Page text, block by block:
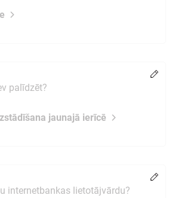
palīdzēt?
jaunajā ierīcē
internetbankas lietotājvārdu?